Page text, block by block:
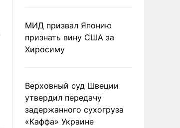
МИД призвал Японию
признать вину США за
Хиросиму
Верховный суд Швеции
утвердил передачу
задержанного сухогруза
«Каффа» Украине